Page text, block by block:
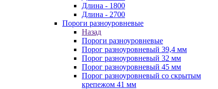
Длина - 1800
Длина - 2700
Пороги разноуровневые
Назад
Пороги разноуровневые
Порог разноуровневый 39,4 мм
Порог разноуровневый 32 мм
Порог разноуровневый 45 мм
Порог разноуровневый со скрытым
крепежом 41 мм